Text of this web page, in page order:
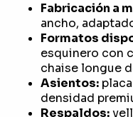
Fabricación a
ancho,
Formatos
esquinero con
chaise longue
Asientos:placa
densidad
Respaldos: